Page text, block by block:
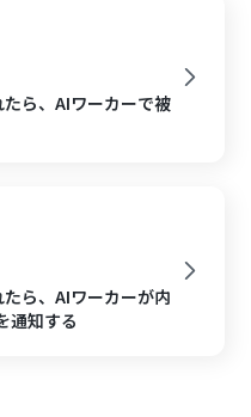
ら、AIワーカーで被
ら、AIワーカーが内
通知する